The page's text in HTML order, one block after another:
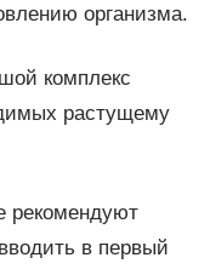
организма.
комплекс
растущему
рекомендуют
в первый